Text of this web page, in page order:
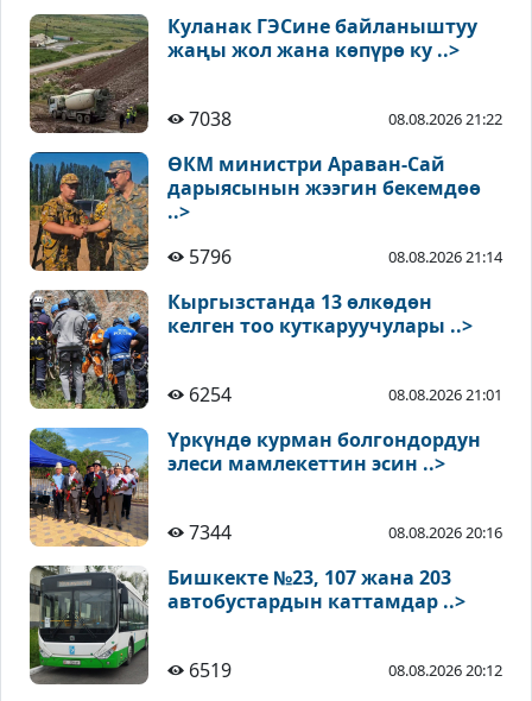
Куланак ГЭСине байланыштуу
жаңы жол жана көпүрө ку ..>
7038 08.08.2026 21:22
ӨКМ министри Араван-Сай
дарыясынын жээгин бекемдөө
..>
5796
08.08.2026 21:14
Кыргызстанда 13 өлкөдөн
келген тоо куткаруучулары ..>
6254 08.08.2026 21:01
Үркүндө курман болгондордун
элеси мамлекеттин эсин ..>
7344 08.08.2026 20:16
Бишкекте №23, 107 жана 203
автобустардын каттамдар ..>
6519 08.08.2026 20:12